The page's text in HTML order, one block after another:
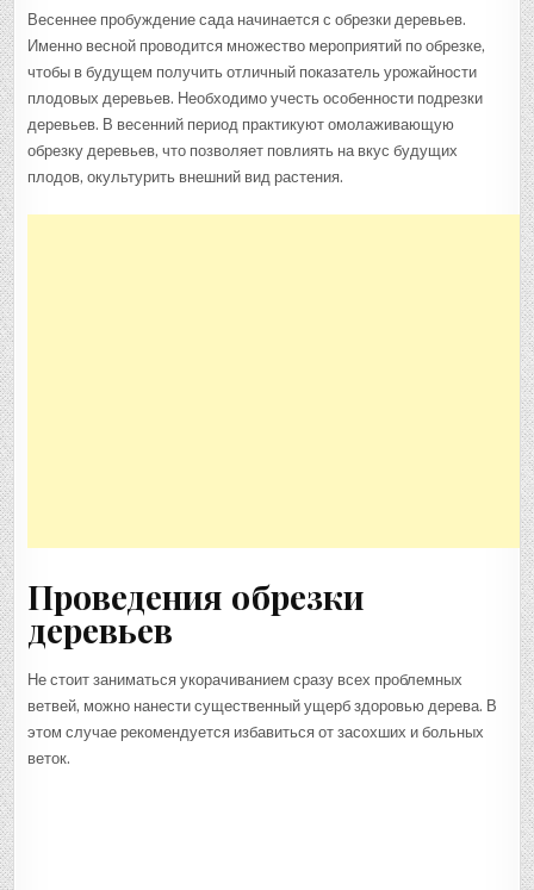
Весеннее пробуждение сада начинается с обрезки деревьев.
Именно весной проводится множество мероприятий по обрезке,
чтобы в будущем получить отличный показатель урожайности
плодовых деревьев. Необходимо учесть особенности подрезки
деревьев. В весенний период практикуют омолаживающую
обрезку деревьев, что позволяет повлиять на вкус будущих
плодов, окультурить внешний вид растения.
Проведения обрезки
деревьев
Не стоит заниматься укорачиванием сразу всех проблемных
ветвей, можно нанести существенный ущерб здоровью дерева. В
этом случае рекомендуется избавиться от засохших и больных
веток.